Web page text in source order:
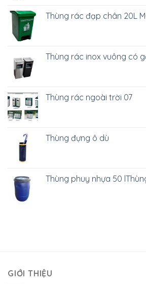
Thùng rác đạp chân 20L
Thùng rác inox vuông có
Thùng rác ngoài trời 07
Thùng đựng ô dù
Thùng phuy nhựa 50
GIỚI THIỆU